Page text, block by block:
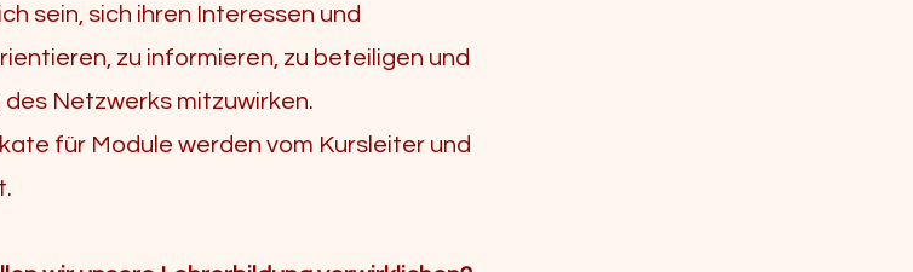
sein, sich ihren Interessen und
zu informieren, zu beteiligen und
Netzwerks mitzuwirken.
für Module werden vom Kursleiter und